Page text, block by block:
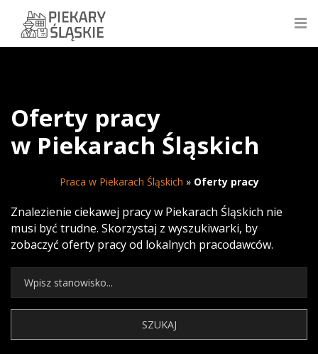
Oferty pracy
w Piekarach Śląskich
Praca w Piekarach Śląskich » Oferty pracy
Znalezienie ciekawej pracy w Piekarach Śląskich nie
musi być trudne. Skorzystaj z wyszukiwarki, by
zobaczyć oferty pracy od lokalnych pracodawców.